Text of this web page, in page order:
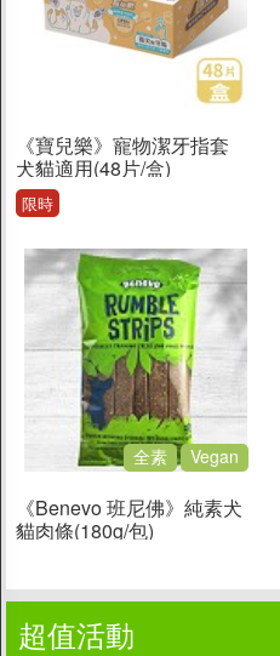
《寶兒樂》寵物潔牙指套
犬貓適用(48片/盒)
限時
全素 Vegan
《Benevo 班尼佛》純素犬
貓肉條(180g/包)
超值活動